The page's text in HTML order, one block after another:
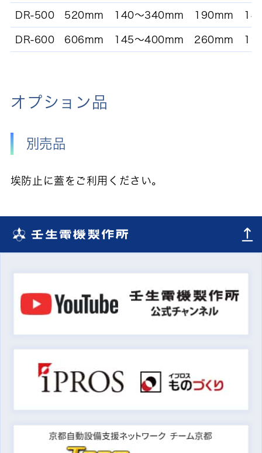
DR-500 520mm 140～340mm 190mm
DR-600 606mm 145～400mm 260mm
オプション品
別売品
埃防止に蓋をご利用ください。